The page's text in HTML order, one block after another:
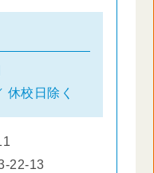
休校日除く
22-13